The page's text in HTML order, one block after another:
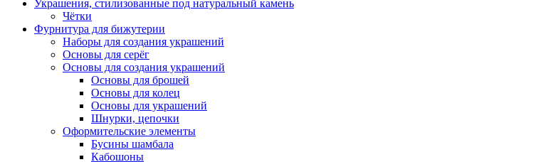
Украшения, стилизованные под натуральный камень
Чётки
Фурнитура для бижутерии
Наборы для создания украшений
Основы для серёг
Основы для создания украшений
Основы для брошей
Основы для колец
Основы для украшений
Шнурки, цепочки
Оформительские элементы
Бусины шамбала
Кабошоны